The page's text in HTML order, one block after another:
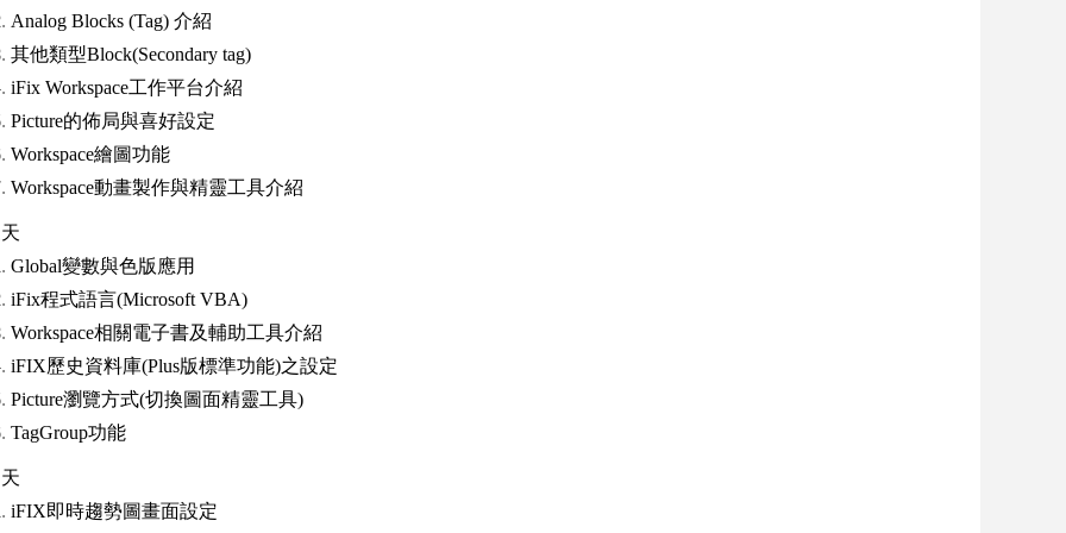
Analog Blocks (Tag) 介紹
其他類型Block(Secondary tag)
iFix Workspace工作平台介紹
Picture的佈局與喜好設定
Workspace繪圖功能
Workspace動畫製作與精靈工具介紹
Global變數與色版應用
iFix程式語言(Microsoft VBA)
Workspace相關電子書及輔助工具介紹
iFIX歷史資料庫(Plus版標準功能)之設定
Picture瀏覽方式(切換圖面精靈工具)
TagGroup功能
iFIX即時趨勢圖畫面設定